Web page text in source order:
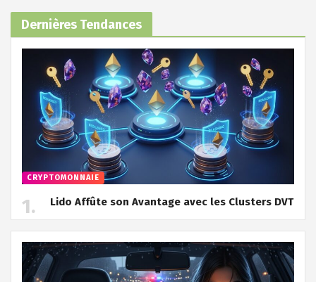
Dernières Tendances
CRYPTOMONNAIE
Lido Affûte son Avantage avec les Clusters DVT